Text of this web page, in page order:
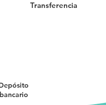
Transferencia
bancario